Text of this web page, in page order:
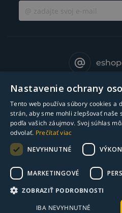
© Copyright 2018-2025 Solík SK,
webdesign ©
Nastavenie ochrany
Tento web používa súbory cookies a
strán, aby sme mohli zlepšovať naše
podľa vašich záujmov. Svoj súhlas
odvolať. Prečítať viac
NEVYHNUTNÉ
MARKETINGOVÉ
ZOBRAZIŤ PODROBNOSTI
IBA NEVYHNUTNÉ